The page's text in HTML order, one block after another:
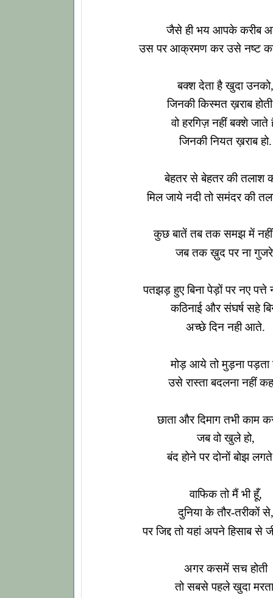
जैसे ही भय आपके करीब
उस पर आक्रमण कर उसे नष्ट
बक्श देता है खुदा उनको,
जिनकी किस्मत ख़राब
वो हरगिज़ नहीं बक्शे जाते
जिनकी नियत ख़राब हो.
बेहतर से बेहतर की तलाश
मिल जाये नदी तो समंदर की
कुछ बातें तब तक समझ में
जब तक ख़ुद पर ना
पतझड़ हुए बिना पेड़ों पर नए
कठिनाई और संघर्ष सहे
अच्छे दिन नही आते.
मोड़ आये तो मुड़ना पड़ता
उसे रास्ता बदलना नहीं
छाता और दिमाग तभी काम
जब वो खुले हो,
बंद होने पर दोनों बोझ
वाफिक तो मैं भी हूँ,
दुनिया के तौर-तरीकों से,
पर जिद्द तो यहां अपने हिसाब से
अगर कसमें सच होती
तो सबसे पहले खुदा